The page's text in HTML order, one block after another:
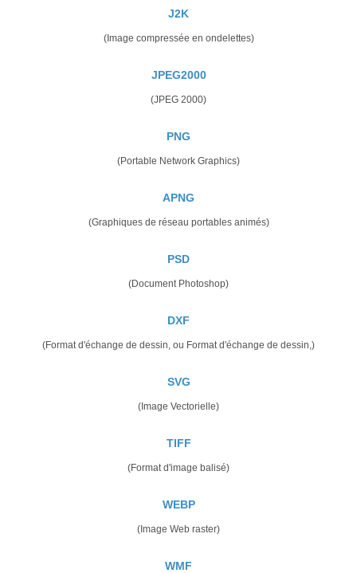
J2K
(Image compressée en ondelettes)
JPEG2000
(JPEG 2000)
PNG
(Portable Network Graphics)
APNG
(Graphiques de réseau portables animés)
PSD
(Document Photoshop)
DXF
(Format d'échange de dessin, ou Format d'échange de dessin,)
SVG
(Image Vectorielle)
TIFF
(Format d'image balisé)
WEBP
(Image Web raster)
WMF